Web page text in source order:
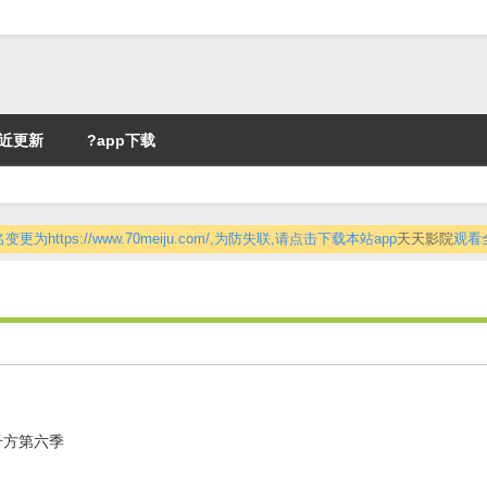
更新 ?app下载
变更为https://www.70meiju.com/,为防失联,请点击下载本站app天天影院观看
第六季